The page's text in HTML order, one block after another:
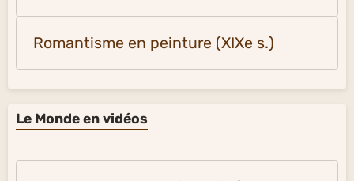
Romantisme en peinture (XIXe s.)
Le Monde en vidéos